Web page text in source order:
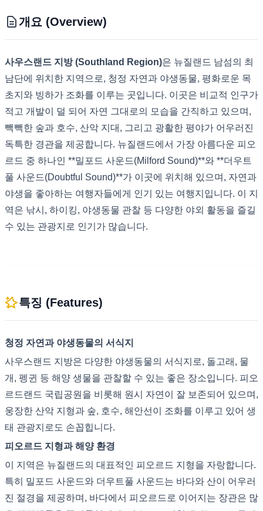
개요 (Overview)
사우스랜드 지방 (Southland Region)은 뉴질랜드 남섬의 최
남단에 위치한 지역으로, 청정 자연과 야생동물, 평화로운 목
초지와 빙하가 조화를 이루는 곳입니다. 이곳은 비교적 인구가
적고 개발이 덜 되어 자연 그대로의 모습을 간직하고 있으며,
빽빽한 숲과 호수, 산악 지대, 그리고 광활한 평야가 어우러진
독특한 경관을 제공합니다. 뉴질랜드에서 가장 아름다운 피오
르드 중 하나인 **밀포드 사운드(Milford Sound)**와 **더우트
풀 사운드(Doubtful Sound)**가 이곳에 위치해 있으며, 자연과
야생을 좋아하는 여행자들에게 인기 있는 여행지입니다. 이 지
역은 낚시, 하이킹, 야생동물 관찰 등 다양한 야외 활동을 즐길
수 있는 관광지로 인기가 많습니다.
특징 (Features)
청정 자연과 야생동물의 서식지
사우스랜드 지방은 다양한 야생동물의 서식지로, 돌고래, 물
개, 펭귄 등 해양 생물을 관찰할 수 있는 좋은 장소입니다. 피오
르드랜드 국립공원을 비롯해 원시 자연이 잘 보존되어 있으며,
웅장한 산악 지형과 숲, 호수, 해안선이 조화를 이루고 있어 생
태 관광지로도 손꼽힙니다.
피오르드 지형과 해양 환경
이 지역은 뉴질랜드의 대표적인 피오르드 지형을 자랑합니다.
특히 밀포드 사운드와 더우트풀 사운드는 바다와 산이 어우러
진 절경을 제공하며, 바다에서 피오르드로 이어지는 장관은 많